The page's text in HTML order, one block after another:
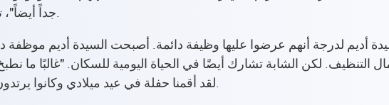
جداً أيضاً"، تقول الفتاة البالغة من العمر 25 عاماً.
لكن الشابة تشارك أيضًا في الحياة اليومية للسكان. "غالبًا ما
لقد أقمنا حفلة في عيد ميلادي وكانوا يرتدون ملابس خاصة لذلك"، تتذكر ضاحكة.